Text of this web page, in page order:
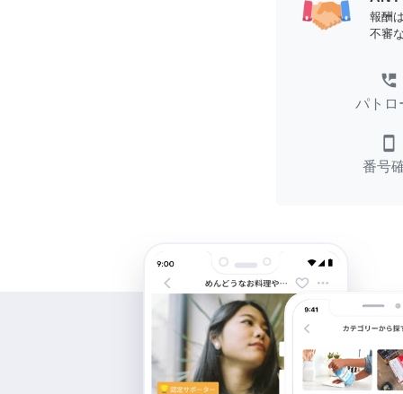
報酬
不審
perm_phone_msg
パトロ
smartphone
番号